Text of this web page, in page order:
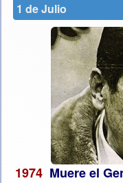
1 de Julio
1974 Muere el